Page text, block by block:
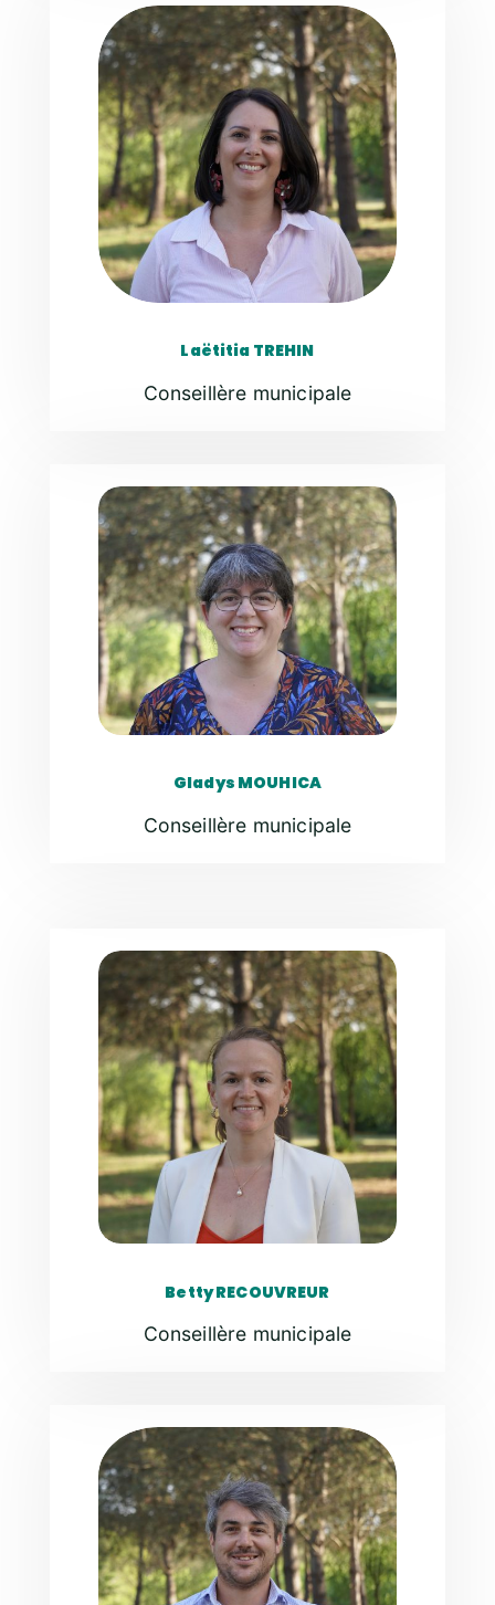
Laëtitia TREHIN
Conseillère municipale
Gladys MOUHICA
Conseillère municipale
Betty RECOUVREUR
Conseillère municipale